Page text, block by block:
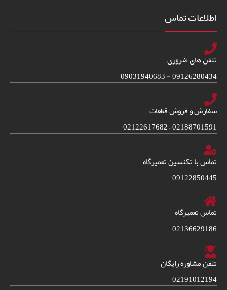
اطلاعات تماس
تلفن های ضروری
09126280434 - 09031940683
سفارش و فروش قطعات
02188701591 – 02122617682
تماس با تکنسین تعمیرگاه
09122850445
تماس تعمیرگاه
02136629186
تلفن مشاوره رایگان
02191012194